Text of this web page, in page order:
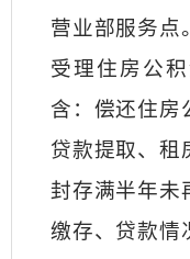
营业部服务点
受理住房公
含：偿还住房
贷款提取、租
封存满半年未
缴存、贷款情